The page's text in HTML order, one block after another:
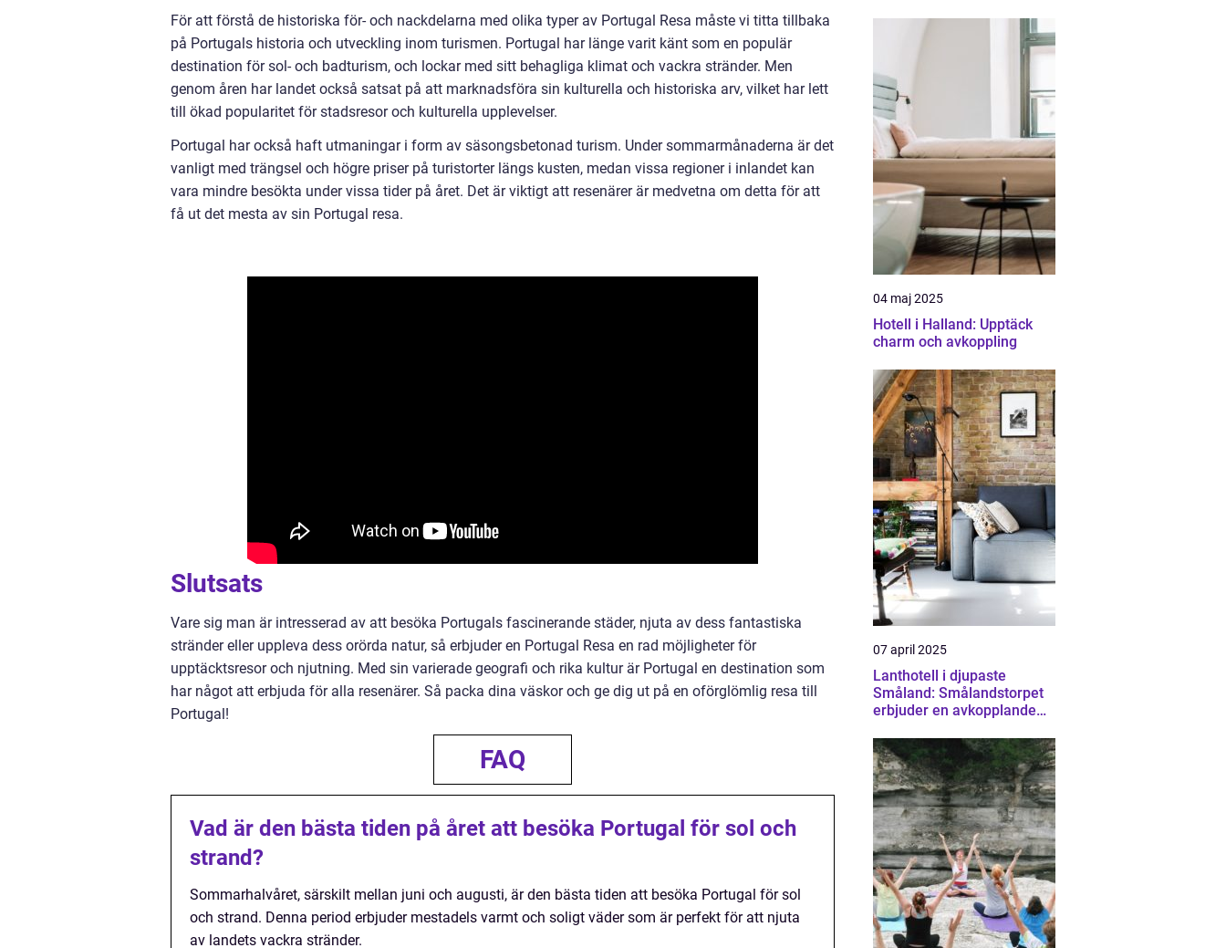
För att förstå de historiska för- och nackdelarna med olika typer av Portugal Resa måste vi titta tillbaka
på Portugals historia och utveckling inom turismen. Portugal har länge varit känt som en populär
destination för sol- och badturism, och lockar med sitt behagliga klimat och vackra stränder. Men
genom åren har landet också satsat på att marknadsföra sin kulturella och historiska arv, vilket har lett
till ökad popularitet för stadsresor och kulturella upplevelser.
Portugal har också haft utmaningar i form av säsongsbetonad turism. Under sommarmånaderna är det
vanligt med trängsel och högre priser på turistorter längs kusten, medan vissa regioner i inlandet kan
vara mindre besökta under vissa tider på året. Det är viktigt att resenärer är medvetna om detta för att
få ut det mesta av sin Portugal resa.
Slutsats
Vare sig man är intresserad av att besöka Portugals fascinerande städer, njuta av dess fantastiska
stränder eller uppleva dess orörda natur, så erbjuder en Portugal Resa en rad möjligheter för
upptäcktsresor och njutning. Med sin varierade geografi och rika kultur är Portugal en destination som
har något att erbjuda för alla resenärer. Så packa dina väskor och ge dig ut på en oförglömlig resa till
Portugal!
FAQ
Vad är den bästa tiden på året att besöka Portugal för sol och
strand?
Sommarhalvåret, särskilt mellan juni och augusti, är den bästa tiden att besöka Portugal för sol
och strand. Denna period erbjuder mestadels varmt och soligt väder som är perfekt för att njuta
av landets vackra stränder.
04 maj 2025
Hotell i Halland: Upptäck
charm och avkoppling
07 april 2025
Lanthotell i djupaste
Småland: Smålandstorpet
erbjuder en avkopplande